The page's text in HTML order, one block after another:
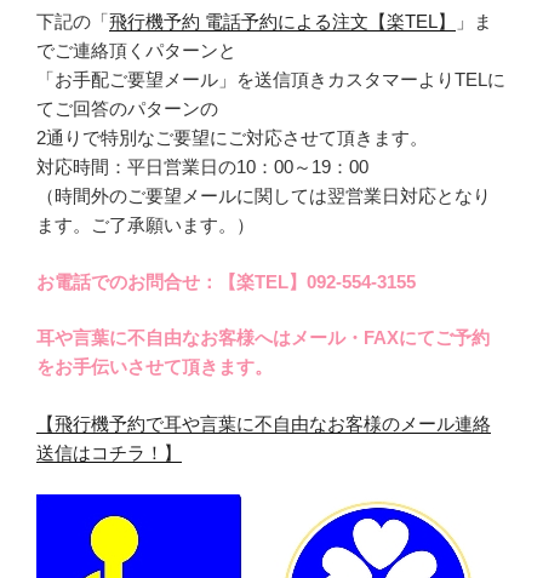
下記の「飛行機予約 電話予約による注文【楽TEL】
」ま
でご連絡頂くパターンと
「お手配ご要望メール」を送信頂きカスタマーよりTELに
てご回答のパターンの
2通りで特別なご要望にご対応させて頂きます。
対応時間：平日営業日の10：00～19：00
（時間外のご要望メールに関しては翌営業日対応となり
ます。ご了承願います。）
お電話でのお問合せ：【楽TEL】092-554-3155
耳や言葉に不自由なお客様へはメール・FAXにてご予約
をお手伝いさせて頂きます。
【飛行機予約で耳や言葉に不自由なお客様のメール連絡
送信はコチラ！】